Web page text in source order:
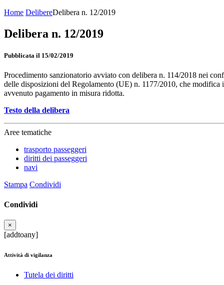
Home DelibereDelibera n. 12/2019
Delibera n. 12/2019
Pubblicata il 15/02/2019
Procedimento sanzionatorio avviato con delibera n. 114/2018 nei
delle disposizioni del Regolamento (UE) n. 1177/2010, che
avvenuto pagamento in misura ridotta.
Testo della delibera
Aree tematiche
trasporto passeggeri
diritti dei passeggeri
navi
Stampa Condividi
Condividi
×
[addtoany]
Attività di vigilanza
Tutela dei diritti